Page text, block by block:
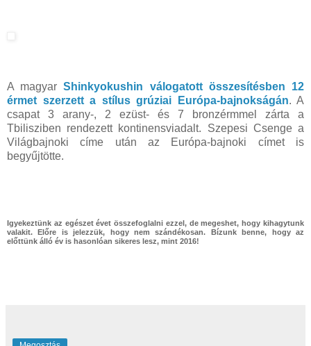
A magyarShinkyokushin válogatott összesítésben 12
érmet szerzett a stílus grúziai Európa-bajnokságán. A
csapat 3 arany-, 2 ezüst- és 7 bronzérmmel zárta a
Tbilisziben rendezett kontinensviadalt. Szepesi Csenge a
Világbajnoki címe után az Európa-bajnoki címet is
begyűjtötte.
Igyekeztünk az egészet évet összefoglalni ezzel, de megeshet, hogy kihagytunk
valakit. Előre is jelezzük, hogy nem szándékosan. Bízunk benne, hogy az
előttünk álló év is hasonlóan sikeres lesz, mint 2016!